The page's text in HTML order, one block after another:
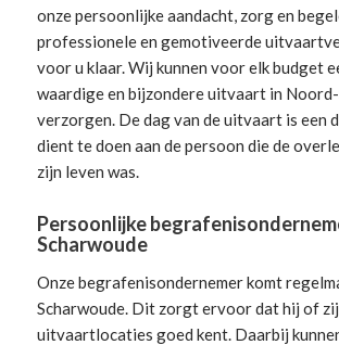
onze persoonlijke aandacht, zorg en
professionele en gemotiveerde
voor u klaar. Wij kunnen voor elk budget
waardige en bijzondere uitvaart in
verzorgen. De dag van de uitvaart is een
dient te doen aan de persoon die de
zijn leven was.
Persoonlijke
Scharwoude
Onze begrafenisondernemer komt
Scharwoude. Dit zorgt ervoor dat hij of
uitvaartlocaties goed kent. Daarbij